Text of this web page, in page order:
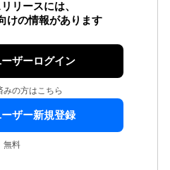
リースには、
けの情報があります
ザーログイン
みの方はこちら
ザー新規登録
無料